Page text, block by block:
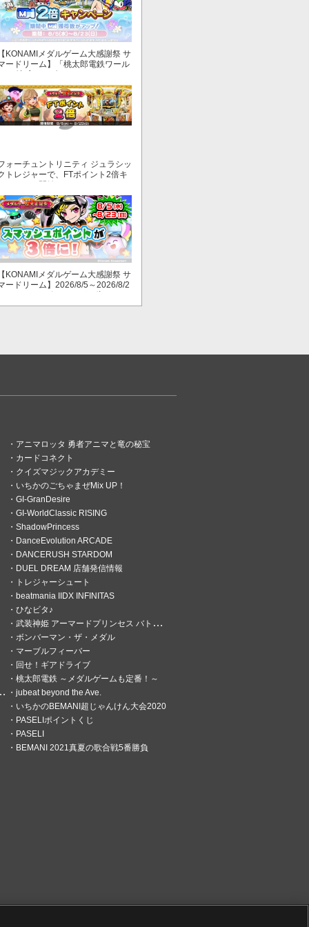
KONAMIメダルゲーム大感謝祭 サ
ードリーム】「桃太郎電鉄ワール
」でマイル獲得数が2倍！
ォーチュントリニティ ジュラシッ
トレジャーで、FTポイント2倍キ
KONAMIメダルゲーム大感謝祭 サ
ードリーム】2026/8/5～2026/8/2
アニマロッタ 勇者アニマと竜の秘宝
カードコネクト
クイズマジックアカデミー
いちかのごちゃまぜMix UP！
GI-GranDesire
GI-WorldClassic RISING
ShadowPrincess
DanceEvolution ARCADE
DANCERUSH STARDOM
DUEL DREAM 店舗発信情報
トレジャーシュート
beatmania IIDX INFINITAS
ひなビタ♪
武装神姫 アーマードプリンセス バトルコンダクター
ボンバーマン・ザ・メダル
マーブルフィーバー
回せ！ギアドライブ
桃太郎電鉄 ～メダルゲームも定番！～
jubeat beyond the Ave.
いちかのBEMANI超じゃんけん大会2020
PASELIポイントくじ
PASELI
BEMANI 2021真夏の歌合戦5番勝負